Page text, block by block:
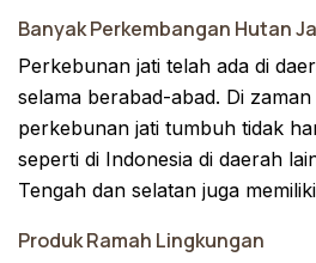
Banyak Perkembangan Hutan
Perkebunan jati telah ada di
selama berabad-abad. Di
perkebunan jati tumbuh tidak
seperti di Indonesia di daerah
Tengah dan selatan juga
Produk Ramah Lingkungan